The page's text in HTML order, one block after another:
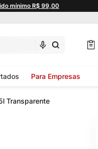
mínimo R$ 99,00
Para Empresas
Transparente